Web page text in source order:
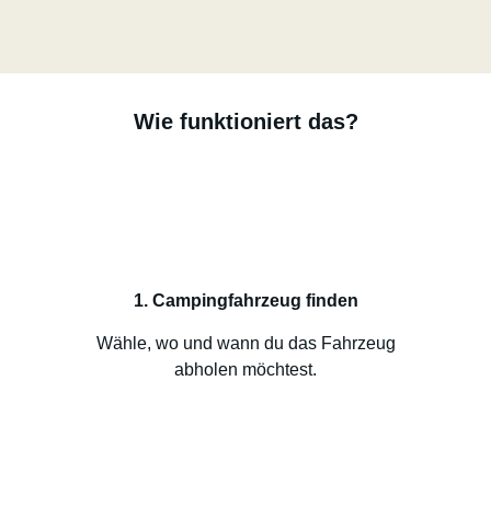
Wie funktioniert das?
1. Campingfahrzeug finden
Wähle, wo und wann du das Fahrzeug
abholen möchtest.